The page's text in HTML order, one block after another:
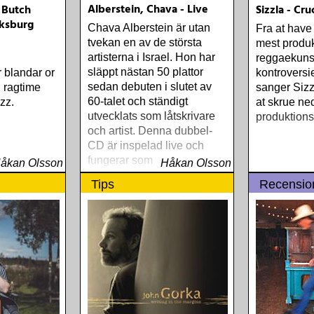
blandar or
ragtime
Olsson
Alberstein, Chava - Live
Chava Alberstein är utan
tvekan en av de största
artisterna i Israel. Hon har
släppt nästan 50 plattor
sedan debuten i slutet av
60-talet och ständigt
utvecklats som låtskrivare
och artist. Denna dubbel-
CD är inspelad live och
fungerar som en utmärkt
introduktion till denna
världsartist.
Håkan Olsson
Sizzla -
Fra at
mest
sanger
at skrue
Tips